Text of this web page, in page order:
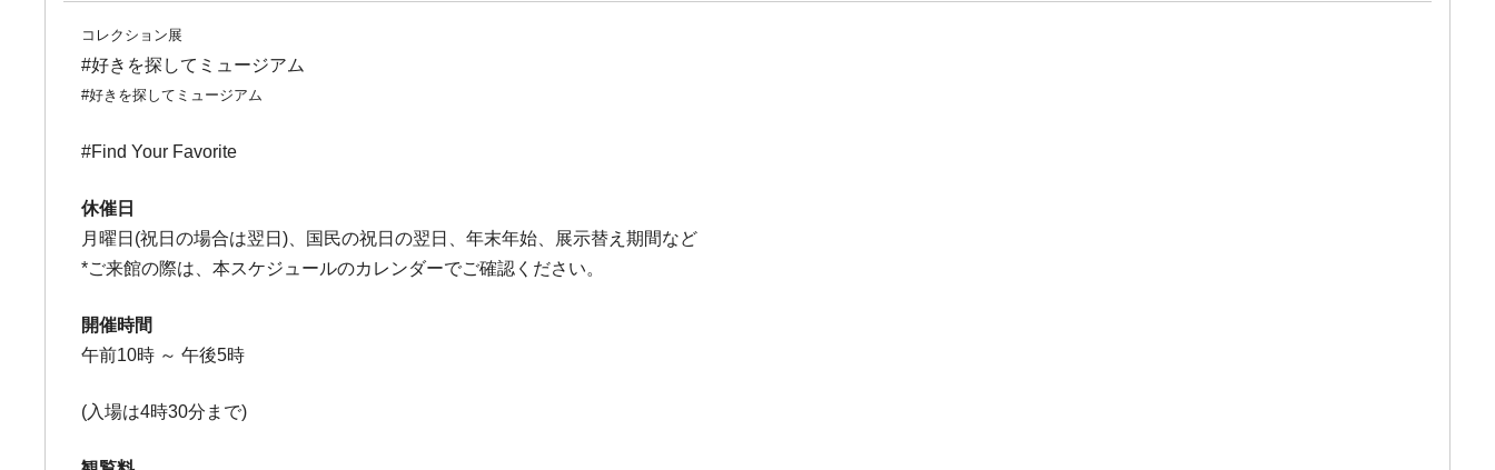
コレクション展
#好きを探してミュージアム
#好きを探してミュージアム
#Find Your Favorite
休催日
月曜日(祝日の場合は翌日)、国民の祝日の翌日、年末年始、展示替え期間など
*ご来館の際は、本スケジュールのカレンダーでご確認ください。
開催時間
午前10時 ～ 午後5時
(入場は4時30分まで)